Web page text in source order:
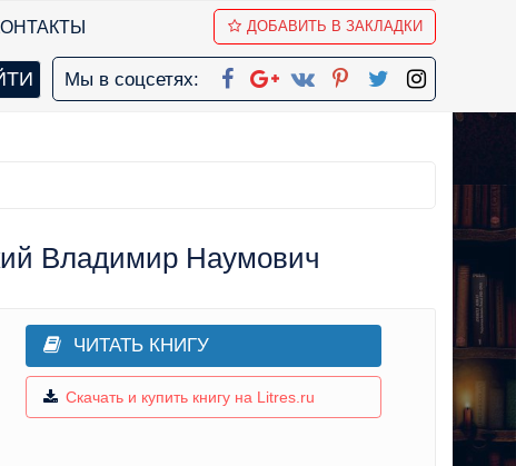
ДОБАВИТЬ В ЗАКЛАДКИ
Мы в соцсетях:
Владимир Наумович
ЧИТАТЬ КНИГУ
Скачать и купить книгу на Litres.ru